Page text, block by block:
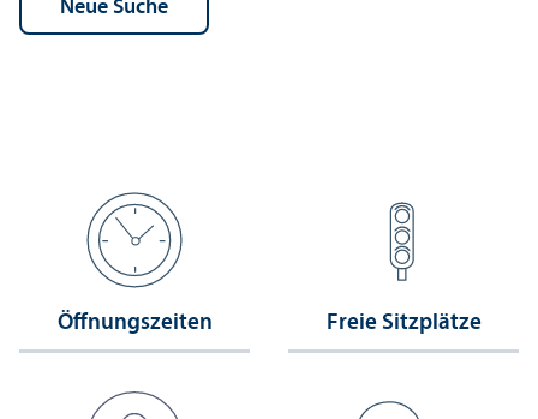
Öffnungs­zeiten Freie Sitzplätze